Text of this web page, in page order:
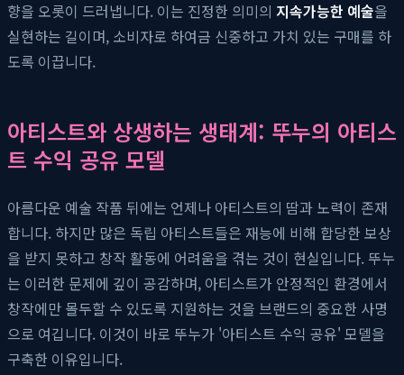
향을 오롯이 드러냅니다. 이는 진정한 의미의 지속가능한 예술을
실현하는 길이며, 소비자로 하여금 신중하고 가치 있는 구매를 하
도록 이끕니다.
아티스트와 상생하는 생태계: 뚜누의 아티스
트 수익 공유 모델
아름다운 예술 작품 뒤에는 언제나 아티스트의 땀과 노력이 존재
합니다. 하지만 많은 독립 아티스트들은 재능에 비해 합당한 보상
을 받지 못하고 창작 활동에 어려움을 겪는 것이 현실입니다. 뚜누
는 이러한 문제에 깊이 공감하며, 아티스트가 안정적인 환경에서
창작에만 몰두할 수 있도록 지원하는 것을 브랜드의 중요한 사명
으로 여깁니다. 이것이 바로 뚜누가 '아티스트 수익 공유' 모델을
구축한 이유입니다.